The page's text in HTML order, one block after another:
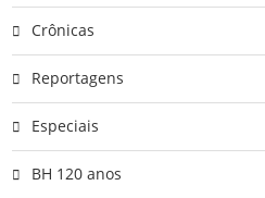
Crônicas
Reportagens
Especiais
BH 120 anos